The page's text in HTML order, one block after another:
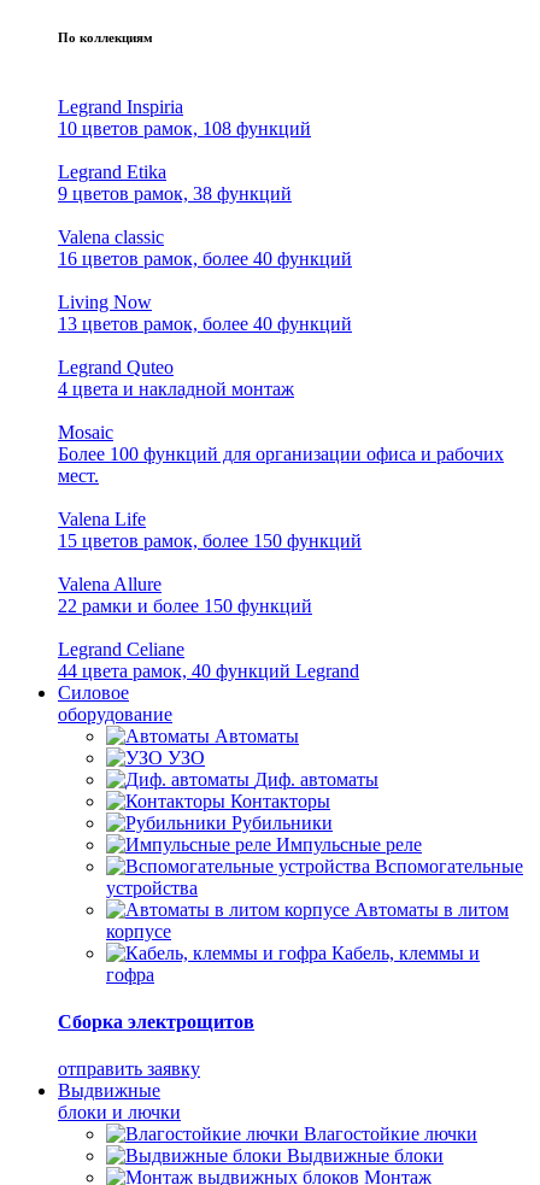
По коллекциям
Legrand Inspiria
10 цветов рамок, 108 функций
Legrand Etika
9 цветов рамок, 38 функций
Valena classic
16 цветов рамок, более 40 функций
Living Now
13 цветов рамок, более 40 функций
Legrand Quteo
4 цвета и накладной монтаж
Mosaic
Более 100 функций для организации офиса и рабочих
мест.
Valena Life
15 цветов рамок, более 150 функций
Valena Allure
22 рамки и более 150 функций
Legrand Celiane
44 цвета рамок, 40 функций Legrand
Силовое
оборудование
Автоматы
УЗО
Диф. автоматы
Контакторы
Рубильники
Импульсные реле
Вспомогательные
устройства
Автоматы в литом
корпусе
Кабель, клеммы и
гофра
Сборка электрощитов
отправить заявку
Выдвижные
блоки и лючки
Влагостойкие лючки
Выдвижные блоки
Монтаж